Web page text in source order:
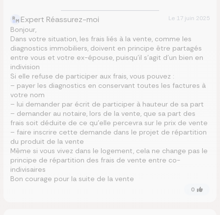
Expert Réassurez-moi Le 17 juin 2025
Bonjour,
Dans votre situation, les frais liés à la vente, comme les
diagnostics immobiliers, doivent en principe être partagés
entre vous et votre ex-épouse, puisqu’il s’agit d’un bien en
indivision
Si elle refuse de participer aux frais, vous pouvez :
– payer les diagnostics en conservant toutes les factures à
votre nom
– lui demander par écrit de participer à hauteur de sa part
– demander au notaire, lors de la vente, que sa part des
frais soit déduite de ce qu’elle percevra sur le prix de vente
– faire inscrire cette demande dans le projet de répartition
du produit de la vente
Même si vous vivez dans le logement, cela ne change pas le
principe de répartition des frais de vente entre co-
indivisaires
Bon courage pour la suite de la vente
0